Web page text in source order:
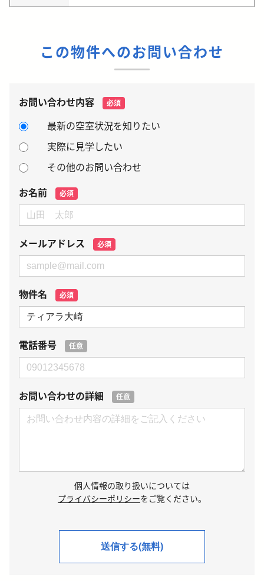
この物件へのお問い合わせ
お問い合わせ内容 必須
最新の空室状況を知りたい
実際に見学したい
その他のお問い合わせ
お名前
必須
メールアドレス 必須
物件名 必須
電話番号 任意
お問い合わせの詳細 任意
個人情報の取り扱いについては
プライバシーポリシーをご覧ください。